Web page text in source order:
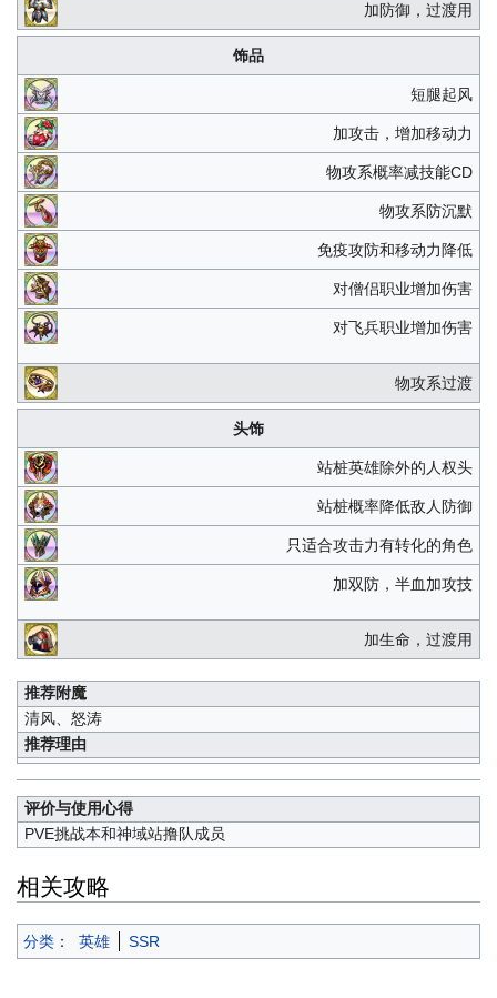
加防御，过渡用
饰品
短腿起风
加攻击，增加移动力
物攻系概率减技能CD
物攻系防沉默
免疫攻防和移动力降低
对僧侣职业增加伤害
对飞兵职业增加伤害
物攻系过渡
头饰
站桩英雄除外的人权头
站桩概率降低敌人防御
只适合攻击力有转化的角色
加双防，半血加攻技
加生命，过渡用
推荐附魔
清风、怒涛
推荐理由
评价与使用心得
PVE挑战本和神域站撸队成员
相关攻略
分类 ： 英雄 SSR